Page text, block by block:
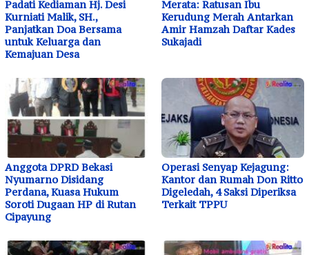
Padati Kediaman Hj. Desi
Kurniati Malik, SH.,
Panjatkan Doa Bersama
untuk Keluarga dan
Kemajuan Desa
Merata: Ratusan Ibu
Kerudung Merah Antarkan
Amir Hamzah Daftar Kades
Sukajadi
Anggota DPRD Bekasi
Nyumarno Disidang
Perdana, Kuasa Hukum
Soroti Dugaan HP di Rutan
Cipayung
Operasi Senyap Kejagung:
Kantor dan Rumah Don Ritto
Digeledah, 4 Saksi Diperiksa
Terkait TPPU